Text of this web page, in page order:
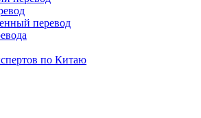
перевод
по Китаю